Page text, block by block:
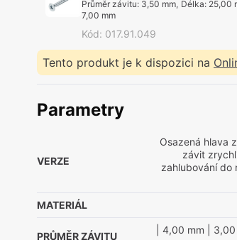
Průměr závitu: 3,50 mm, Délka: 25,00
7,00 mm
Kód: 017.91.049
Tento produkt je k dispozici na
Parametry
VERZE
Osazená hlava
závit
zahlubování do
MATERIÁL
PRŮMĚR ZÁVITU
| 4,00 mm |